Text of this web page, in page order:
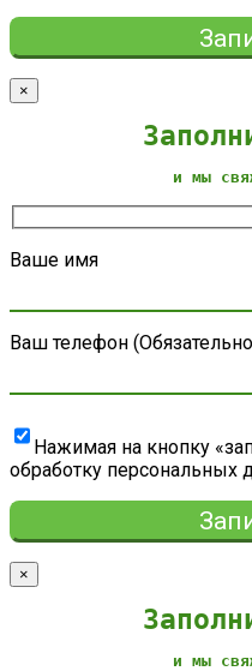
×
и мы
Ваше имя
Ваш телефон
Нажимая на кнопку
обработку персональных
×
и мы